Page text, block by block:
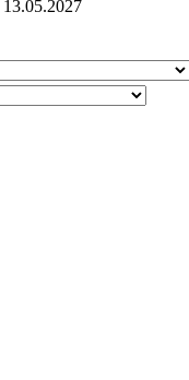
13.05.2027